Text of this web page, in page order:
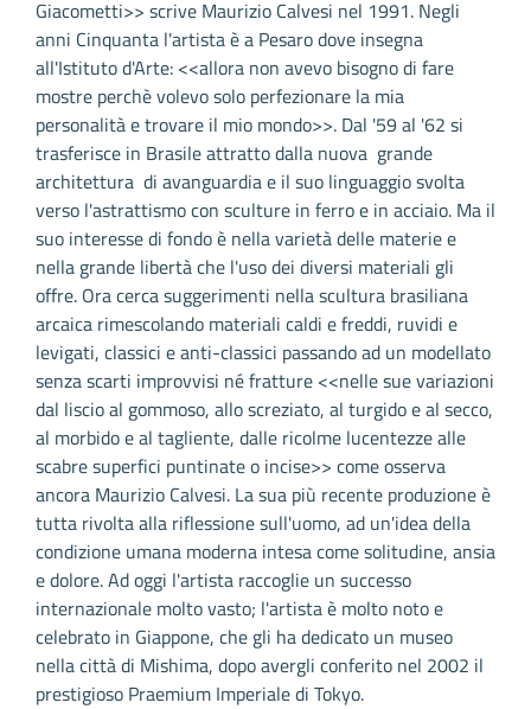
Giacometti>> scrive Maurizio Calvesi nel 1991. Negli
anni Cinquanta l'artista è a Pesaro dove insegna
all'Istituto d'Arte: <<allora non avevo bisogno di fare
mostre perchè volevo solo perfezionare la mia
personalità e trovare il mio mondo>>. Dal '59 al '62 si
trasferisce in Brasile attratto dalla nuova grande
architettura di avanguardia e il suo linguaggio svolta
verso l'astrattismo con sculture in ferro e in acciaio. Ma il
suo interesse di fondo è nella varietà delle materie e
nella grande libertà che l'uso dei diversi materiali gli
offre. Ora cerca suggerimenti nella scultura brasiliana
arcaica rimescolando materiali caldi e freddi, ruvidi e
levigati, classici e anti-classici passando ad un modellato
senza scarti improvvisi né fratture <<nelle sue variazioni
dal liscio al gommoso, allo screziato, al turgido e al secco,
al morbido e al tagliente, dalle ricolme lucentezze alle
scabre superfici puntinate o incise>> come osserva
ancora Maurizio Calvesi. La sua più recente produzione è
tutta rivolta alla riflessione sull'uomo, ad un'idea della
condizione umana moderna intesa come solitudine, ansia
e dolore. Ad oggi l'artista raccoglie un successo
internazionale molto vasto; l'artista è molto noto e
celebrato in Giappone, che gli ha dedicato un museo
nella città di Mishima, dopo avergli conferito nel 2002 il
prestigioso Praemium Imperiale di Tokyo.